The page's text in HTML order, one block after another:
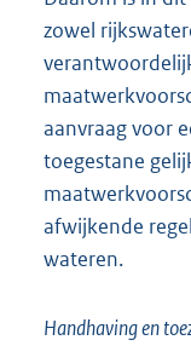
zowel
aanvraag voor
toegestane
afwijkende
wateren.
Handhaving en